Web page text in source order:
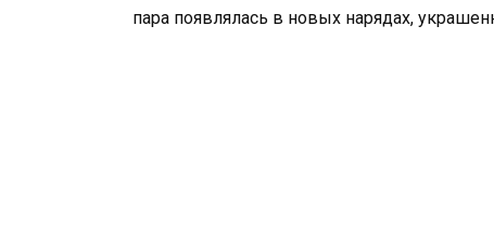
пара появлялась в новых нарядах,